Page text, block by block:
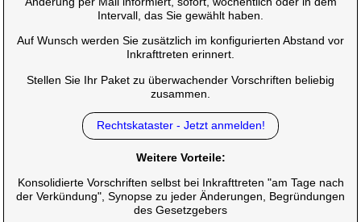
Intervall, das Sie gewählt haben.
Auf Wunsch werden Sie zusätzlich im konfigurierten Abstand vor
Inkrafttreten erinnert.
Stellen Sie Ihr Paket zu überwachender Vorschriften beliebig
zusammen.
Rechtskataster - Jetzt anmelden!
Weitere Vorteile:
Konsolidierte Vorschriften selbst bei Inkrafttreten "am Tage nach
der Verkündung", Synopse zu jeder Änderungen, Begründungen
des Gesetzgebers